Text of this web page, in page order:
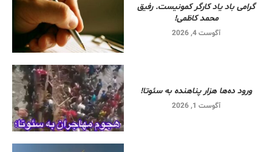
گرامی باد یاد کارگر کمونیست. رفیق
محمد کاظمی!
آگوست 4, 2026
ورود ده‌ها هزار پناهنده به سئوتا!
آگوست 1, 2026